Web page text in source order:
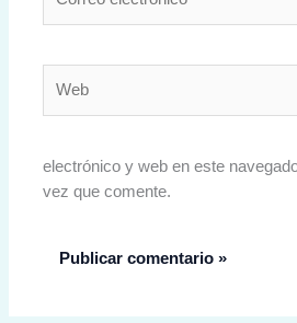
electrónico*
electrónico y web en este
vez que comente.